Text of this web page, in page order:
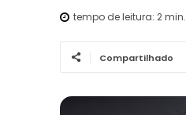
tempo de leitura: 2min.
Compartilhado